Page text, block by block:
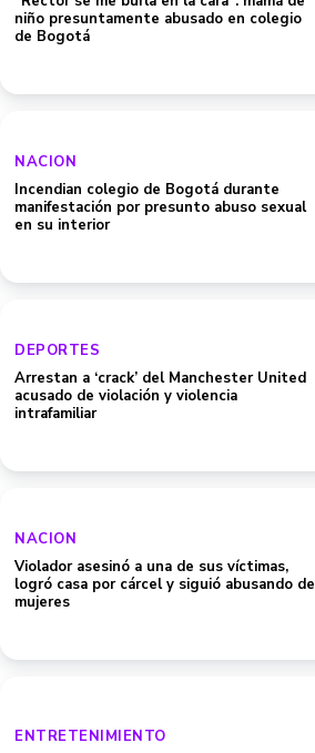
niño presuntamente abusado en colegio
de Bogotá
NACION
Incendian colegio de Bogotá durante
manifestación por presunto abuso sexual
en su interior
DEPORTES
Arrestan a ‘crack’ del Manchester United
acusado de violación y violencia
intrafamiliar
NACION
Violador asesinó a una de sus víctimas,
logró casa por cárcel y siguió abusando de
mujeres
ENTRETENIMIENTO